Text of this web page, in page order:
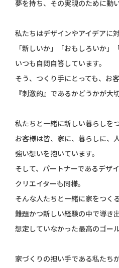
夢を持ち、その実現のために動
私たちはデザインやアイデアに
「新しいか」「おもしろいか」
いつも自問自答しています。
そう、つくり手にとっても、お客
『刺激的』であるかどうかが大切
私たちと一緒に新しい暮らしを
お客様は皆、 家に、暮らしに、
強い想いを抱いています。
そして、パートナーであるデザ
クリエイターも同様。
そんな人たちと一緒に家をつく
難題かつ新しい経験の中で導き
想定していなかった最高のゴール
家づくりの担い手である私たちが